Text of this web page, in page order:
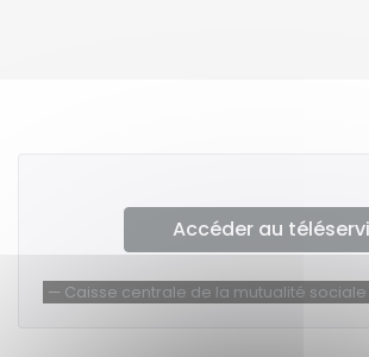
Accéder au
Caisse centrale de la mutualité